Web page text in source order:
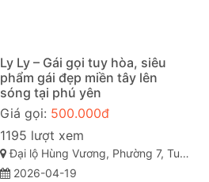
Ly Ly – Gái gọi tuy hòa, siêu
phẩm gái đẹp miền tây lên
sóng tại phú yên
Giá gọi: 500.000đ
1195 lượt xem
Đại lộ Hùng Vương, Phường 7, Tuy Hòa, Phú Yên
2026-04-19